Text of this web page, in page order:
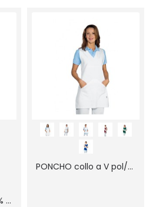
PONCHO BIANCO 100% cot
PONCHO collo a V pol/cot